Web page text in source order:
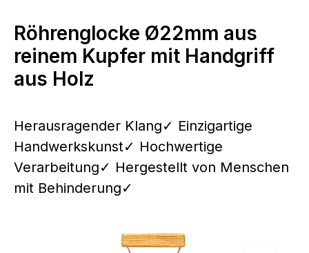
Röhrenglocke Ø22mm aus
reinem Kupfer mit Handgriff
aus Holz
Herausragender Klang✓ Einzigartige
Handwerkskunst✓ Hochwertige
Verarbeitung✓ Hergestellt von Menschen
mit Behinderung✓
Bildergalerie überspringen